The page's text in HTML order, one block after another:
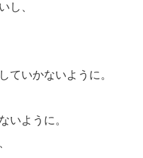
し、
ていかないように。
いように。